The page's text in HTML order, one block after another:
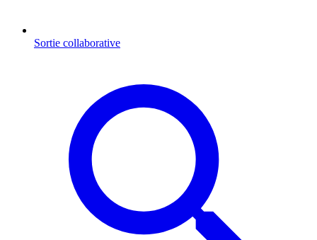
Sortie collaborative